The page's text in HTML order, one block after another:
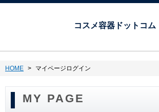
コスメ容器ドットコム
HOME マイページログイン
MY PAGE